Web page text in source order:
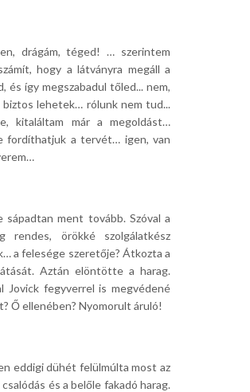
drágám, téged! … szerintem
hogy a látványra megáll a
és így megszabadul tőled... nem,
biztos lehetek… rólunk nem tud...
kitaláltam már a megoldást…
fordíthatjuk a tervét… igen, van
sápadtan ment tovább. Szóval a
rendes, örökké szolgálatkész
a felesége szeretője? Átkozta a
Aztán elöntötte a harag.
Jovick fegyverrel is megvédené
Ő ellenében? Nyomorult áruló!
eddigi dühét felülmúlta most az
és a belőle fakadó harag.